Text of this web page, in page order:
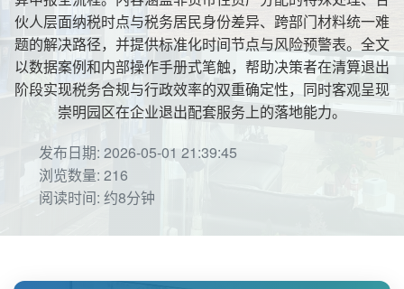
伙人层面纳税时点与税务居民身份差异、跨部门材料统一难
题的解决路径，并提供标准化时间节点与风险预警表。全文
以数据案例和内部操作手册式笔触，帮助决策者在清算退出
阶段实现税务合规与行政效率的双重确定性，同时客观呈现
崇明园区在企业退出配套服务上的落地能力。
发布日期: 2026-05-01 21:39:45
浏览数量: 216
阅读时间: 约8分钟